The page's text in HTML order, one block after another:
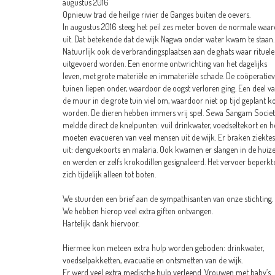
augustus 2016
Opnieuw trad de heilige rivier de Ganges buiten de oevers.
In augustus 2016 steeg het peil zes meter boven de normale
uit. Dat betekende dat de wijk Nagwa onder water kwam te staan.
Natuurlijk ook de verbrandingsplaatsen aan de ghats waar
uitgevoerd worden. Een enorme ontwrichting van het dagelijks
leven, met grote materiële en immateriële schade. De
tuinen liepen onder, waardoor de oogst verloren ging. Een deel
de muur in de grote tuin viel om, waardoor niet op tijd geplant
worden. De dieren hebben immers vrij spel. Sewa Sangam
meldde direct de knelpunten: vuil drinkwater, voedseltekort en
moeten evacueren van veel mensen uit de wijk. Er braken ziektes
uit: denguekoorts en malaria. Ook kwamen er slangen in de
en werden er zelfs krokodillen gesignaleerd. Het vervoer
zich tijdelijk alleen tot boten.
We stuurden een brief aan de sympathisanten van onze stichting.
We hebben hierop veel extra giften ontvangen.
Hartelijk dank hiervoor.
Hiermee kon meteen extra hulp worden geboden: drinkwater,
voedselpakketten, evacuatie en ontsmetten van de wijk.
Er werd veel extra medische hulp verleend. Vrouwen met baby’s